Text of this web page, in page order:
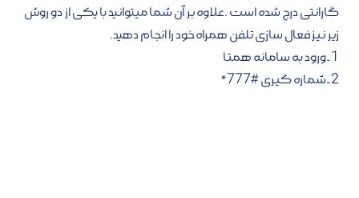
گارانتی درج شده است .علاوه بر آن شما میتوانید با یکی از دو روش
زیر نیز فعال سازی تلفن همراه خود را انجام دهید.
1-ورود به سامانه همتا
2-شماره گیری #777*